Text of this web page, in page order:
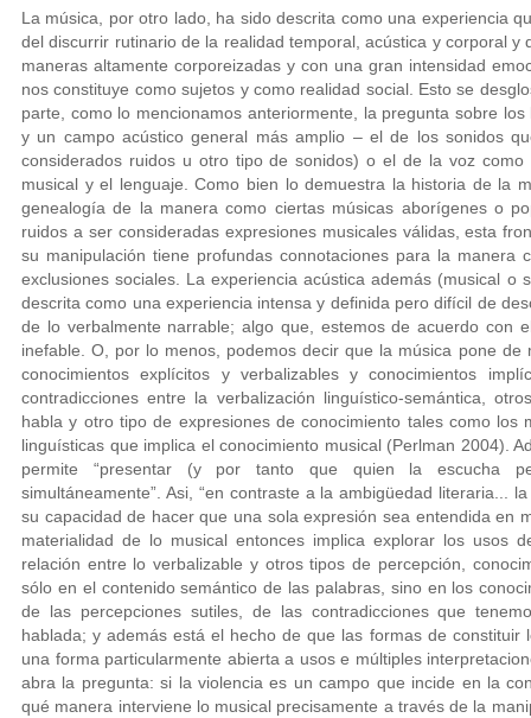
La música, por otro lado, ha sido descrita como una experiencia
del discurrir rutinario de la realidad temporal, acústica y corporal
maneras altamente corporeizadas y con una gran intensidad
nos constituye como sujetos y como realidad social. Esto se
parte, como lo mencionamos anteriormente, la pregunta sobre
y un campo acústico general más amplio – el de los sonidos
considerados ruidos u otro tipo de sonidos) o el de la voz
musical y el lenguaje. Como bien lo demuestra la historia de la
genealogía de la manera como ciertas músicas aborígenes o
ruidos a ser consideradas expresiones musicales válidas, esta
su manipulación tiene profundas connotaciones para la manera
exclusiones sociales. La experiencia acústica además (musical o
descrita como una experiencia intensa y definida pero difícil de
de lo verbalmente narrable; algo que, estemos de acuerdo con
inefable. O, por lo menos, podemos decir que la música pone
conocimientos explícitos y verbalizables y conocimientos
contradicciones entre la verbalización linguístico-semántica,
habla y otro tipo de expresiones de conocimiento tales como los
linguísticas que implica el conocimiento musical (Perlman 2004).
permite “presentar (y por tanto que quien la escucha
simultáneamente”. Asi, “en contraste a la ambigüedad literaria...
su capacidad de hacer que una sola expresión sea entendida en
materialidad de lo musical entonces implica explorar los usos
relación entre lo verbalizable y otros tipos de percepción,
sólo en el contenido semántico de las palabras, sino en los
de las percepciones sutiles, de las contradicciones que
hablada; y además está el hecho de que las formas de constituir
una forma particularmente abierta a usos e múltiples
abra la pregunta: si la violencia es un campo que incide en la
qué manera interviene lo musical precisamente a través de la